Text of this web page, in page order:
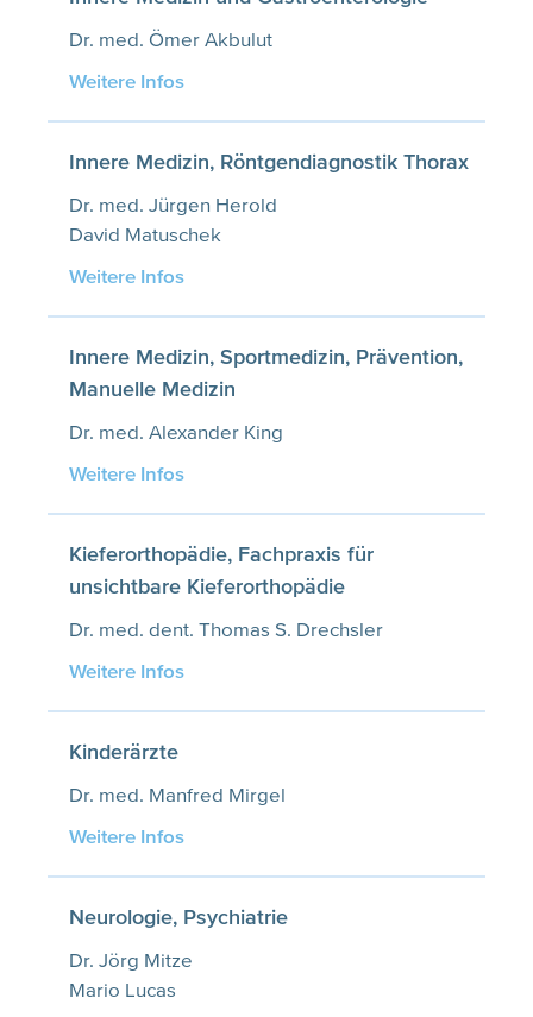
Dr. med. Ömer Akbulut
Weitere Infos
Innere Medizin, Röntgendiagnostik Thorax
Dr. med. Jürgen Herold
David Matuschek
Weitere Infos
Innere Medizin, Sportmedizin, Prävention,
Manuelle Medizin
Dr. med. Alexander King
Weitere Infos
Kieferorthopädie, Fachpraxis für
unsichtbare Kieferorthopädie
Dr. med. dent. Thomas S. Drechsler
Weitere Infos
Kinderärzte
Dr. med. Manfred Mirgel
Weitere Infos
Neurologie, Psychiatrie
Dr. Jörg Mitze
Mario Lucas